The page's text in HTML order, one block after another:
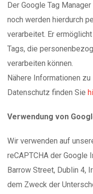
Der Google Tag
noch werden hierdurch
verarbeitet. Er
Tags, die
verarbeiten können.
Nähere Informationen
Datenschutz finden Sie
Verwendung von
Wir verwenden auf
reCAPTCHA der Google
Barrow Street, Dublin 4,
dem Zweck der